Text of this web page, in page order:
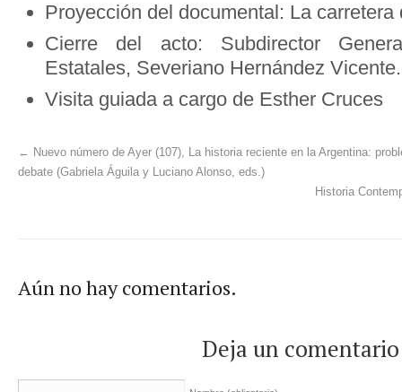
Proyección del documental: La carretera
Cierre del acto: Subdirector
Estatales, Severiano Hernández Vicente.
Visita guiada a cargo de Esther Cruces
← Nuevo número de Ayer (107), La historia reciente en la Argentina:
debate (Gabriela Águila y Luciano Alonso, eds.)
Historia
Aún no hay comentarios.
Deja un comentario